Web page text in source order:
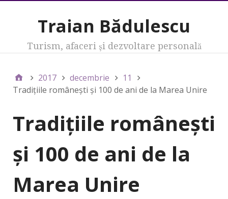
Traian Bădulescu
Turism, afaceri şi dezvoltare personală
2017 decembrie
11
Tradiţiile româneşti şi 100 de ani de la Marea Unire
Tradiţiile româneşti
şi 100 de ani de la
Marea Unire